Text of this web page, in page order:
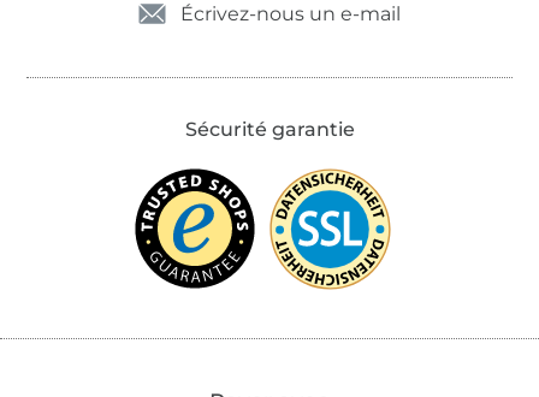
Écrivez-nous un e-mail
Sécurité garantie